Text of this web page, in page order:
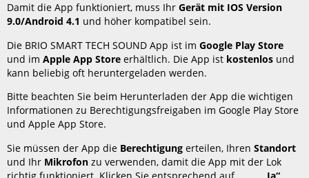
Damit die App funktioniert, muss IhrGerät mit IOS Version
9.0/Android 4.1 und höher kompatibel sein.
Die BRIO SMART TECH SOUND App ist imGoogle Play Store
und imApple App Store erhältlich. Die App ist kostenlos und
kann beliebig oft heruntergeladen werden.
Bitte beachten Sie beim Herunterladen der App die wichtigen
Informationen zu Berechtigungsfreigaben im Google Play Store
und Apple App Store.
Sie müssen der App die Berechtigung erteilen, IhrenStandort
und Ihr Mikrofonzu verwenden, damit die App mit der Lok
richtig funktioniert. Klicken Sie entsprechend auf
„Ja“